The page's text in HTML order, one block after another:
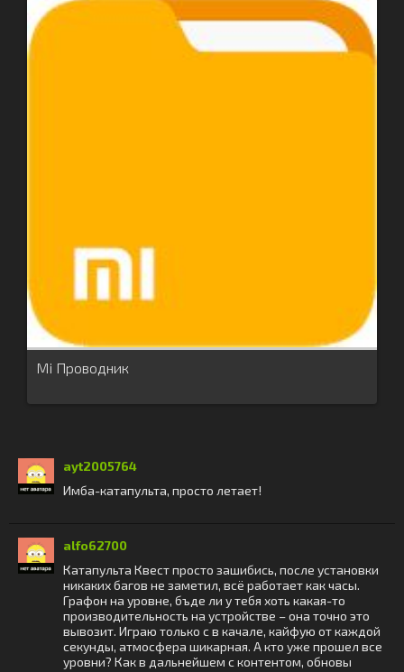
Mi Проводник
ayt2005764
Имба-катапульта, просто летает!
alfo62700
Катапульта Квест просто зашибись, после установки
никаких багов не заметил, всё работает как часы.
Графон на уровне, бъде ли у тебя хоть какая-то
производительность на устройстве – она точно это
вывозит. Играю только с в качале, кайфую от каждой
секунды, атмосфера шикарная. А кто уже прошел все
уровни? Как в дальнейшем с контентом, обновы